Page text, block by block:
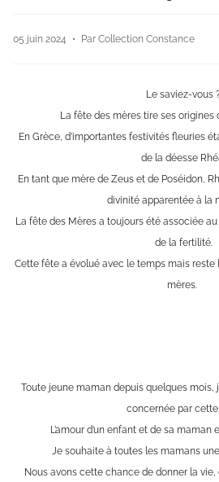
05 juin 2024 Par Collection Constance
Le saviez-vous
La fête des mères tire ses origines
En Grèce, d’importantes festivités fleuries
de la déesse
En tant que mère de Zeus et de Poséidon,
divinité apparentée à la
La fête des Mères a toujours été associée
de la fertilité.
Cette fête a évolué avec le temps mais reste
mères.
Toute jeune maman depuis quelques mois,
concernée par cette
L’amour d’un enfant et de sa maman
Je souhaite à toutes les mamans
Nous avons cette chance de donner la